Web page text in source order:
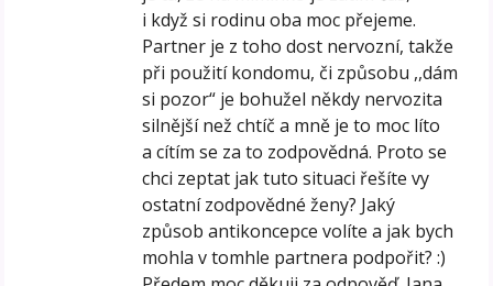
i když si rodinu oba moc přejeme.
Partner je z toho dost nervozní, takže
při použití kondomu, či způsobu ,,dám
si pozor“ je bohužel někdy nervozita
silnější než chtíč a mně je to moc líto
a cítím se za to zodpovědná. Proto se
chci zeptat jak tuto situaci řešíte vy
ostatní zodpovědné ženy? Jaký
způsob antikoncepce volíte a jak bych
mohla v tomhle partnera podpořit? :)